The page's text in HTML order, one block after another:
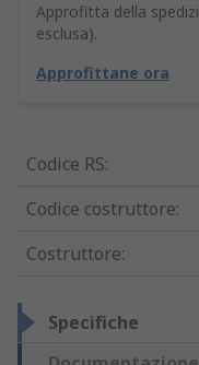
Approfitta della
esclusa).
Approfittane ora
Codice RS:
Codice costruttore:
Costruttore:
Specifiche